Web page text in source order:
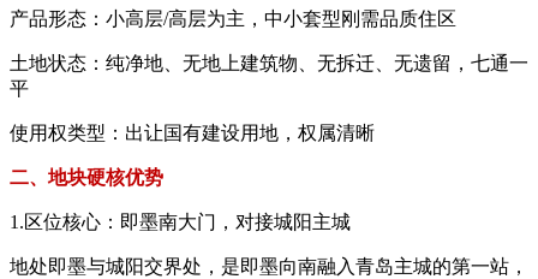
产品形态：小高层/高层为主，中小套型刚需品质住区
土地状态：纯净地、无地上建筑物、无拆迁、无遗留，七通一
平
使用权类型：出让国有建设用地，权属清晰
二、地块硬核优势
1.区位核心：即墨南大门，对接城阳主城
地处即墨与城阳交界处，是即墨向南融入青岛主城的第一站，